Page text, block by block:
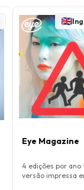
Eye Magazine
4 edições por ano •
versão impressa